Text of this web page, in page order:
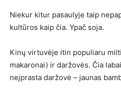
Niekur kitur pasaulyje taip
kultūros kaip čia. Ypač soja.
Kinų virtuvėje itin populiaru
makaronai) ir daržovės. Čia
neįprasta daržovė – jaunas